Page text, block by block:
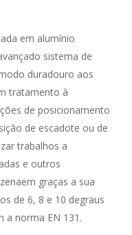
em alumínio
sistema de
duradouro aos
tratamento à
de posicionamento
de escadote ou de
trabalhos a
e outros
graças a sua
de 6, 8 e 10 degraus
a norma EN 131.